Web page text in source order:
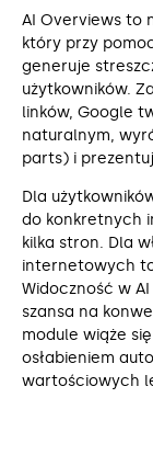
AI Overviews to
który przy
generuje
użytkowników.
linków, Google
naturalnym,
parts) i
Dla
do konkretnych
kilka stron. Dla
internetowych
Widoczność w
szansa na
module wiąże
osłabieniem
wartościowych